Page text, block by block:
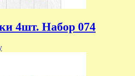
4шт. Набор 074